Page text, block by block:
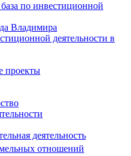
по инвестиционной
Владимира
деятельности в
проекты
деятельность
отношений